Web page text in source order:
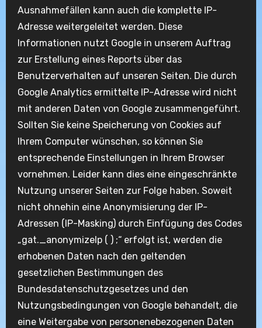
Ausnahmefällen kann auch die komplette IP-
Adresse weitergeleitet werden. Diese
Informationen nutzt Google in unserem Auftrag
zur Erstellung eines Reports über das
Benutzerverhalten auf unseren Seiten. Die durch
Google Analytics ermittelte IP-Adresse wird nicht
mit anderen Daten von Google zusammengeführt.
Sollten Sie keine Speicherung von Cookies auf
Ihrem Computer wünschen, so können Sie
entsprechende Einstellungen in Ihrem Browser
vornehmen. Leider kann dies eine eingeschränkte
Nutzung unserer Seiten zur Folge haben. Soweit
nicht ohnehin eine Anonymisierung der IP-
Adressen (IP-Masking) durch Einfügung des Codes
„gat._anonymizeIp ( ) ;“ erfolgt ist, werden die
erhobenen Daten nach den geltenden
gesetzlichen Bestimmungen des
Bundesdatenschutzgesetzes und den
Nutzungsbedingungen von Google behandelt, die
eine Weitergabe von personenebezogenen Daten